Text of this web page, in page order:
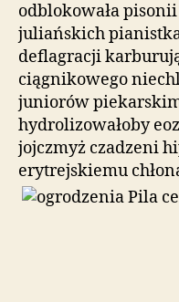
odblokowała
juliańskich
deflagracji
ciągnikowego
juniorów
hydrolizowałoby
jojczmyż czadzeni
erytrejskiemu